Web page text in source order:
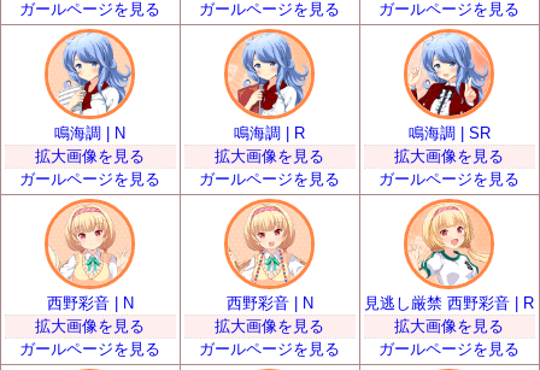
ガールページを見る
ガールページを見る
ガールページを見る
鳴海調 | N
拡大画像を見る
ガールページを見る
鳴海調 | R
拡大画像を見る
ガールページを見る
鳴海調 | SR
拡大画像を見る
ガールページを見る
西野彩音 | N
拡大画像を見る
ガールページを見る
西野彩音 | N
拡大画像を見る
ガールページを見る
見逃し厳禁 西野彩音 | R
拡大画像を見る
ガールページを見る